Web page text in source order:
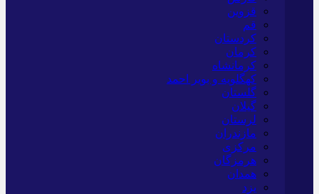
قزوین
قم
کردستان
کرمان
کرمانشاه
کهگلویه و بویر احمد
گلستان
گیلان
لرستان
مازندران
مرکزی
هرمزگان
همدان
یزد